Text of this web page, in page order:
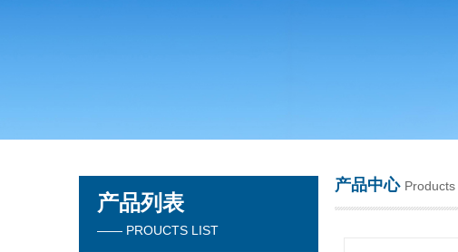
杭州川一实验仪器有限公司
产品列表
—— PROUCTS LIST
产品中心 Products